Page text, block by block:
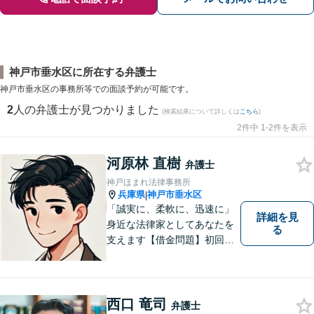
神戸市垂水区に所在する弁護士
神戸市垂水区の事務所等での面談予約が可能です。
2 人の弁護士が見つかりました (検索結果について詳しくは こちら)
2件中 1-2件を表示
河原林 直樹 弁護士
神戸ほまれ法律事務所
兵庫県|神戸市垂水区
「誠実に、柔軟に、迅速に」
身近な法律家としてあなたを
支えます【借金問題】初回相
生後の手続き・トラブル対応
詳細を見
る
西口 竜司 弁護士